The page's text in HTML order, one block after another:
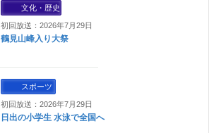
文化・歴史
初回放送：2026年7月29日
鶴見山峰入り大祭
スポーツ
初回放送：2026年7月29日
日出の小学生 水泳で全国へ